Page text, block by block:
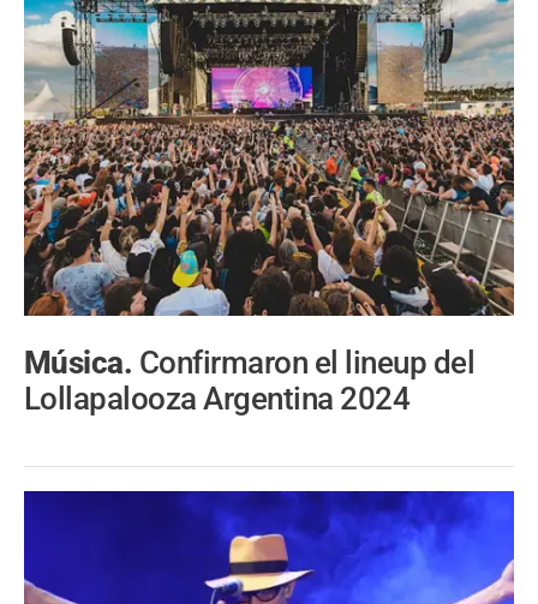
Música. Confirmaron el lineup del
Lollapalooza Argentina 2024